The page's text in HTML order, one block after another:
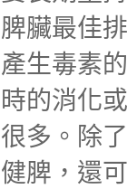
脾臟最佳
產生毒素
時的消化
很多。除
健脾，還